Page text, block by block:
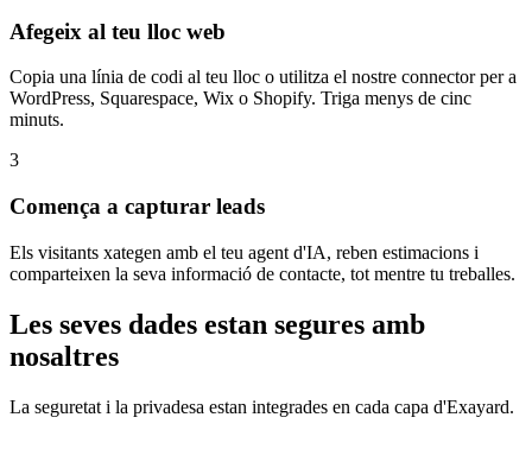
Afegeix al teu lloc web
Copia una línia de codi al teu lloc o utilitza el nostre connector per a
WordPress, Squarespace, Wix o Shopify. Triga menys de cinc
minuts.
3
Comença a capturar leads
Els visitants xategen amb el teu agent d'IA, reben estimacions i
comparteixen la seva informació de contacte, tot mentre tu treballes.
Les seves dades estan segures amb
nosaltres
La seguretat i la privadesa estan integrades en cada capa d'Exayard.